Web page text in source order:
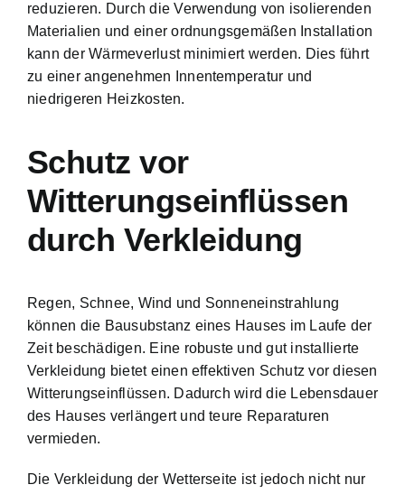
reduzieren. Durch die Verwendung von isolierenden
Materialien und einer ordnungsgemäßen Installation
kann der Wärmeverlust minimiert werden. Dies führt
zu einer angenehmen Innentemperatur und
niedrigeren Heizkosten.
Schutz vor
Witterungseinflüssen
durch Verkleidung
Regen, Schnee, Wind und Sonneneinstrahlung
können die Bausubstanz eines Hauses im Laufe der
Zeit beschädigen. Eine robuste und gut installierte
Verkleidung bietet einen effektiven Schutz vor diesen
Witterungseinflüssen. Dadurch wird die Lebensdauer
des Hauses verlängert und teure Reparaturen
vermieden.
Die Verkleidung der Wetterseite ist jedoch nicht nur